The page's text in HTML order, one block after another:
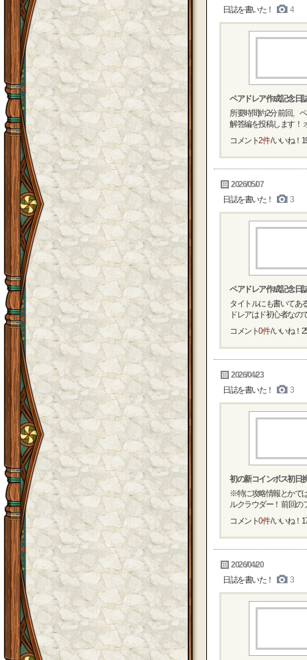
日誌を書いた！
4
ペアドレア作成記念日
所要時間約2分 前回、
解答編を投稿します！
コメント2件/ いいね！
2026/05/07
日誌を書いた！
3
ペアドレア作成記念日
タイトルにも書いてあ
ドレアはド初心者なの
コメント0件/ いいね！
2026/04/23
日誌を書いた！
3
初の新コインボス初日
※特に攻略情報とかで
ルクラウダー！ 前回の
コメント0件/ いいね！
2026/04/20
日誌を書いた！
3